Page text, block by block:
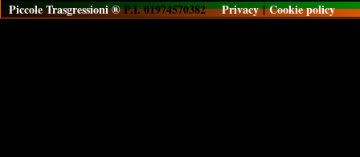
Piccole Trasgressioni ®P.I. 01974570382Privacy|Cookie policy